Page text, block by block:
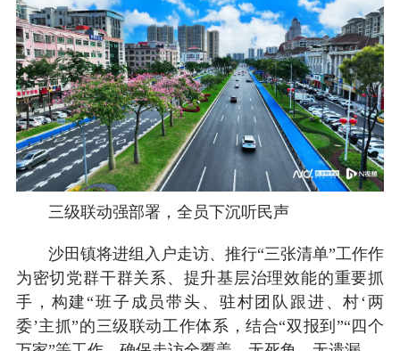
三级联动强部署，全员下沉听民声
沙田镇将进组入户走访、推行“三张清单”工作作
为密切党群干群关系、提升基层治理效能的重要抓
手，构建“班子成员带头、驻村团队跟进、村‘两
委’主抓”的三级联动工作体系，结合“双报到”“四个